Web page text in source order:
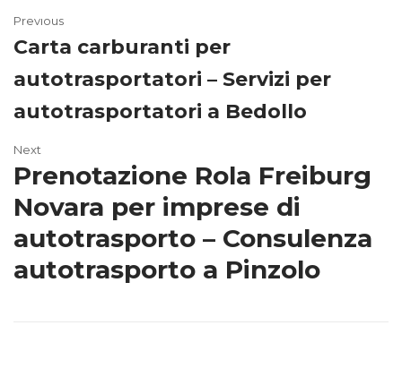
Previous
Carta carburanti per
autotrasportatori – Servizi per
autotrasportatori a Bedollo
Next
Prenotazione Rola Freiburg
Novara per imprese di
autotrasporto – Consulenza
autotrasporto a Pinzolo